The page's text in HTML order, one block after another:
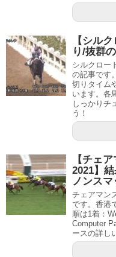
【シル
り/抜群
シルクロー
の記事です
切りタイム
います。各
しっかりチ
う！
【チェ
2021】
ノンス
チェアマン
です。香港
順は1着：
Computer
ースの詳し